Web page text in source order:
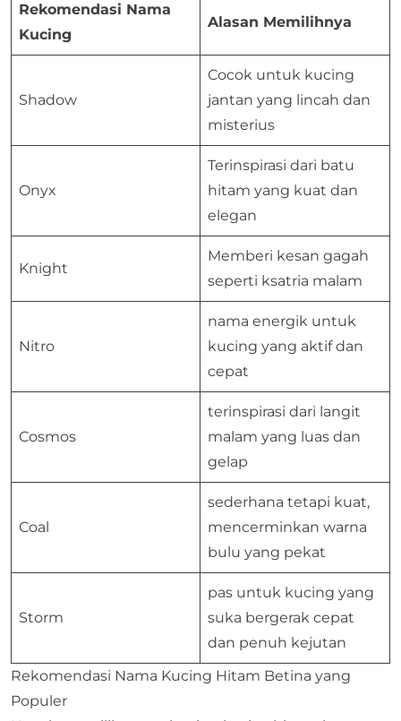
Rekomendasi Nama
Kucing
Alasan Memilihnya
Shadow
Cocok untuk kucing
jantan yang lincah dan
misterius
Onyx
Terinspirasi dari batu
hitam yang kuat dan
elegan
Knight
Memberi kesan gagah
seperti ksatria malam
Nitro
nama energik untuk
kucing yang aktif dan
cepat
Cosmos
terinspirasi dari langit
malam yang luas dan
gelap
Coal
sederhana tetapi kuat,
mencerminkan warna
bulu yang pekat
Storm
pas untuk kucing yang
suka bergerak cepat
dan penuh kejutan
Rekomendasi Nama Kucing Hitam Betina yang
Populer